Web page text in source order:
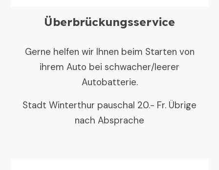
Überbrückungsservice
Gerne helfen wir Ihnen beim Starten von
ihrem Auto bei schwacher/leerer
Autobatterie.
Stadt Winterthur pauschal 20.- Fr. Übrige
nach Absprache